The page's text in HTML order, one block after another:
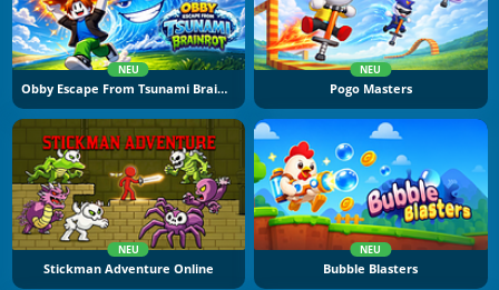
NEU
Obby Escape From Tsunami Brainrot
NEU
Pogo Masters
NEU
Stickman Adventure Online
NEU
Bubble Blasters